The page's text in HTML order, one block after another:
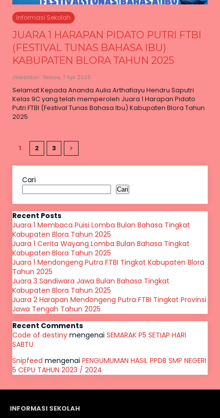
Informasi Sekolah
JUARA 1 HARAPAN PIDATO PUTRI FTBI
(FESTIVAL TUNAS BAHASA IBU)
KABUPATEN BLORA TAHUN 2025
Diterbitkan: Selasa, 7 Apr 2026
Selamat Kepada Ananda Aulia Arthafiayu Hendru Saputri
Kelas 9C yang telah memperoleh Juara 1 Harapan Pidato
Putri FTBI (Festival Tunas Bahasa Ibu) Kabupaten Blora Tahun
2025
1 2 3
Cari
Cari
Recent Posts
Juara 1 Membaca Puisi Lomba Bulan Bahasa Tingkat
Kabupaten Blora Tahun 2025
Juara 1 Cerita Wayang Lomba Bulan Bahasa Tingkat
Kabupaten Blora Tahun 2025
Juara 1 Mendongeng Putra FTBI Tingkat Kabupaten Blora
Tahun 2025
Juara 3 Sandiwara Jawa Bulan Bahasa Tingkat
Kabupaten Blora Tahun 2025
Juara 2 Harapan Mendongeng Putra FTBI Tingkat Provinsi
Jawa Tengah Tahun 2025
Recent Comments
Code of destiny mengenai SEMARAK P5 SETIAP HARI
SABTU
Snipfeed mengenai PENGUMUMAN HASIL PPDB SMP NEGERI
5 CEPU TAHUN 2023 / 2024
INFORMASI SEKOLAH